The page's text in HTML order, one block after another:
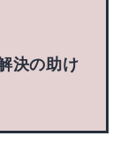
決の助け